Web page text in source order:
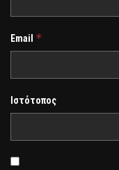
Email *
Ιστότοπος